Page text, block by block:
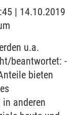
| 14.10.2019
u.a.
beantwortet: -
bieten
anderen